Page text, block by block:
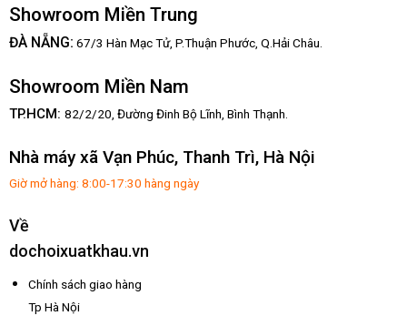
Showroom Miền Trung
ĐÀ NẴNG: 67/3 Hàn Mạc Tử, P.Thuận Phước, Q.Hải Châu.
Showroom Miền Nam
TP.HCM: 82/2/20, Đường Đinh Bộ Lĩnh, Bình Thạnh.
Nhà máy xã Vạn Phúc, Thanh Trì, Hà Nội
Giờ mở hàng: 8:00-17:30 hàng ngày
Về
dochoixuatkhau.vn
Chính sách giao hàng
Tp Hà Nội